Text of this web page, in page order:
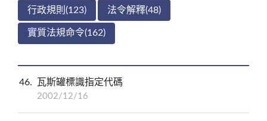
行政規則(123) 法令解釋(48)
實質法規命令(162)
46 瓦斯罐標識指定代碼
2002/12/16